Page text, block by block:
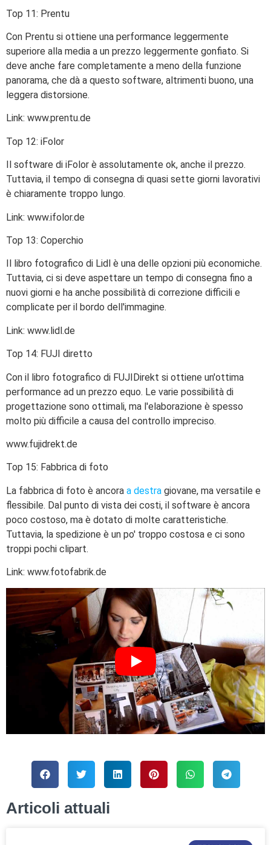
Top 11: Prentu
Con Prentu si ottiene una performance leggermente
superiore alla media a un prezzo leggermente gonfiato. Si
deve anche fare completamente a meno della funzione
panorama, che dà a questo software, altrimenti buono, una
leggera distorsione.
Link: www.prentu.de
Top 12: iFolor
Il software di iFolor è assolutamente ok, anche il prezzo.
Tuttavia, il tempo di consegna di quasi sette giorni lavorativi
è chiaramente troppo lungo.
Link: www.ifolor.de
Top 13: Coperchio
Il libro fotografico di Lidl è una delle opzioni più economiche.
Tuttavia, ci si deve aspettare un tempo di consegna fino a
nuovi giorni e ha anche possibilità di correzione difficili e
complicate per il bordo dell'immagine.
Link: www.lidl.de
Top 14: FUJI diretto
Con il libro fotografico di FUJIDirekt si ottiene un'ottima
performance ad un prezzo equo. Le varie possibilità di
progettazione sono ottimali, ma l'elaborazione è spesso
molto più difficile a causa del controllo impreciso.
www.fujidrekt.de
Top 15: Fabbrica di foto
La fabbrica di foto è ancora a destra giovane, ma versatile e
flessibile. Dal punto di vista dei costi, il software è ancora
poco costoso, ma è dotato di molte caratteristiche.
Tuttavia, la spedizione è un po' troppo costosa e ci sono
troppi pochi clipart.
Link: www.fotofabrik.de
Articoli attuali